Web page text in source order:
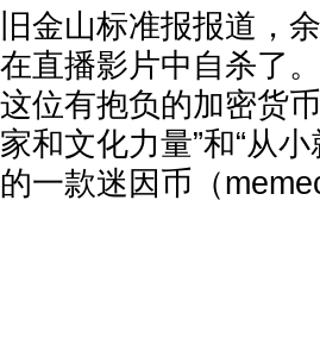
旧金山标准报报道，
在直播影片中自杀了
这位有抱负的加密货
家和文化力量”和“从
的一款迷因币（